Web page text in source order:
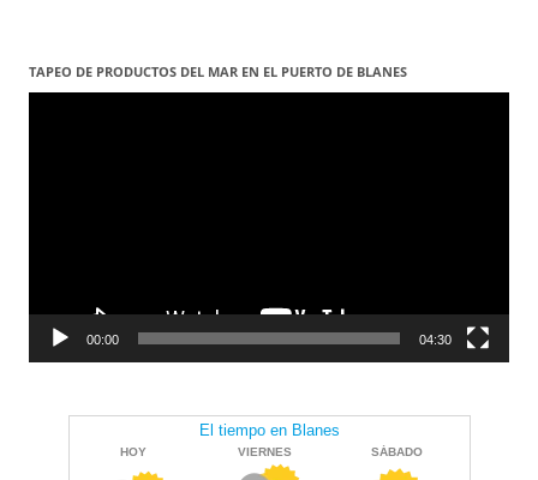
TAPEO DE PRODUCTOS DEL MAR EN EL PUERTO DE BLANES
Reproductor
00:00 04:30